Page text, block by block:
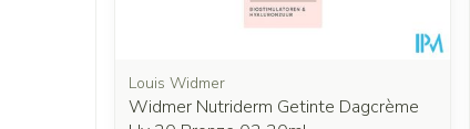
Louis Widmer
Widmer Nutriderm Getinte Dagcrème